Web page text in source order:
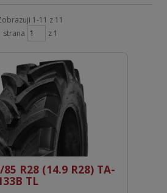
1-11 z 11
strana
z 1
85 R28 (14.9 R28) TA-
TL